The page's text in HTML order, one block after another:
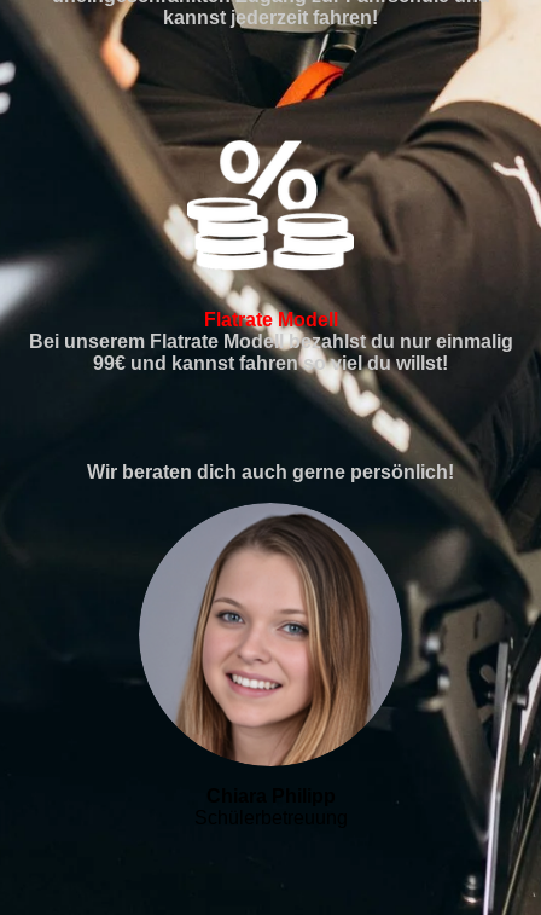
kannst jederzeit fahren!
Flatrate Modell
Bei unserem Flatrate Modell bezahlst du nur einmalig
99€ und kannst fahren so viel du willst!
Wir beraten dich auch gerne persönlich!